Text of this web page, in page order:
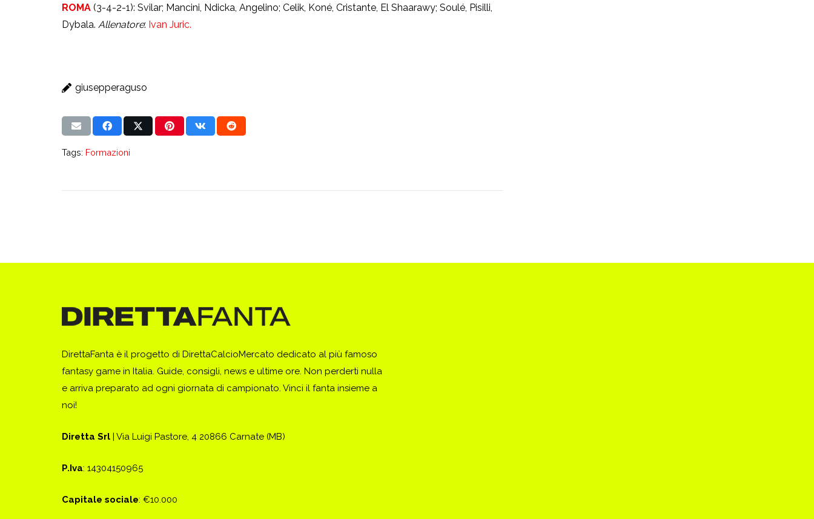
ROMA (3-4-2-1): Svilar; Mancini, Ndicka, Angelino; Celik, Koné, Cristante, El Shaarawy; Soulé, Pisilli,
Dybala. Allenatore: Ivan Juric.
giusepperaguso
Tags: Formazioni
DirettaFanta è il progetto di DirettaCalcioMercato dedicato al più famoso
fantasy game in Italia. Guide, consigli, news e ultime ore. Non perderti nulla
e arriva preparato ad ogni giornata di campionato. Vinci il fanta insieme a
noi!
Diretta Srl | Via Luigi Pastore, 4 20866 Carnate (MB)
P.Iva: 14304150965
Capitale sociale: €10.000